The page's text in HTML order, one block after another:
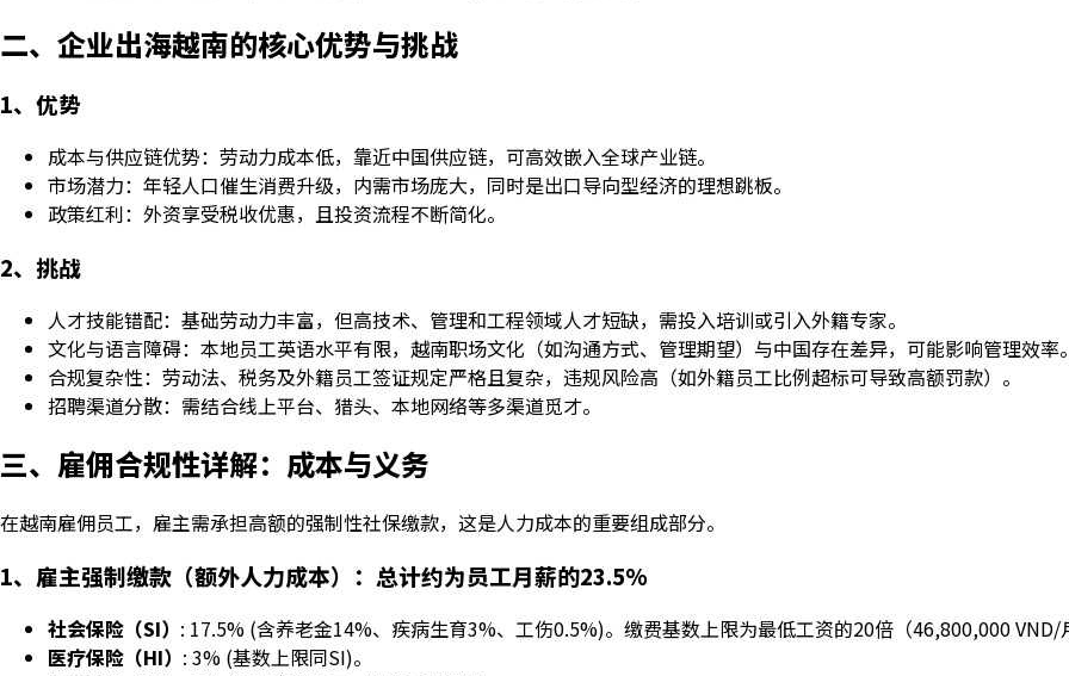
二、企业出海越南的核心优势与挑战
1、优势
成本与供应链优势：劳动力成本低，靠近中国供应链，可高效嵌入全球产业链。
市场潜力：年轻人口催生消费升级，内需市场庞大，同时是出口导向型经济的理想跳板。
政策红利：外资享受税收优惠，且投资流程不断简化。
2、挑战
人才技能错配：基础劳动力丰富，但高技术、管理和工程领域人才短缺，需投入培训或引入外籍专家。
文化与语言障碍：本地员工英语水平有限，越南职场文化（如沟通方式、管理期望）与中国存在差异，可能影响管理效率
合规复杂性：劳动法、税务及外籍员工签证规定严格且复杂，违规风险高（如外籍员工比例超标可导致高额罚款）。
招聘渠道分散：需结合线上平台、猎头、本地网络等多渠道觅才。
三、雇佣合规性详解：成本与义务
在越南雇佣员工，雇主需承担高额的强制性社保缴款，这是人力成本的重要组成部分。
1、雇主强制缴款（额外人力成本）：总计约为员工月薪的23.5%
社会保险（SI） : 17.5% (含养老金14%、疾病生育3%、工伤0.5%)。缴费基数上限为最低工资的20倍（46,800,000 VND/
医疗保险（HI） : 3% (基数上限同SI)。